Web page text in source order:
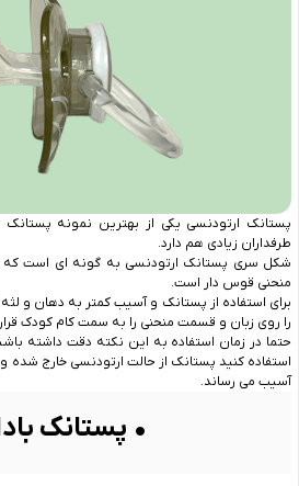
پستانک ارتودنسی یکی از بهترین نمونه
طرفداران زیادی هم دارد.
شکل سری پستانک ارتودنسی به گونه ای است
منحنی قوس دار است.
برای استفاده از پستانک و آسیب کمتر به دهان و
را روی زبان و قسمت منحنی را به سمت کام کودک
حتما در زمان استفاده به این نکته دقت داشته
استفاده کنید پستانک از حالت ارتودنسی خارج
آسیب می رساند.
• پستانک